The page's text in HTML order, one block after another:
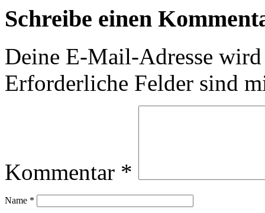
Schreibe einen
Deine E-Mail-Adresse
Erforderliche Felder sind
Kommentar *
Name *